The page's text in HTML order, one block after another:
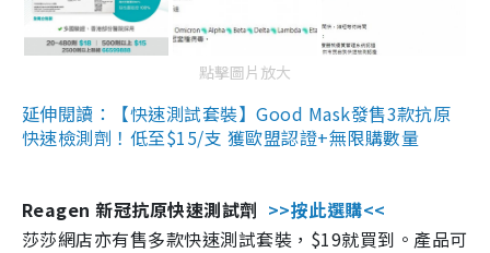
點擊圖片放大
延伸閱讀：【快速測試套裝】Good Mask發售3款抗原
快速檢測劑！低至$15/支 獲歐盟認證+無限購數量
Reagen 新冠抗原快速測試劑 >>按此選購<<
莎莎網店亦有售多款快速測試套裝，$19就買到。產品可